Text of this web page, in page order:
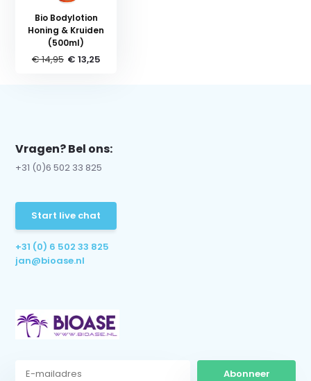
Bio Bodylotion
Honing & Kruiden
(500ml)
€ 14,95 € 13,25
Vragen? Bel ons:
+31 (0)6 502 33 825
Start live chat
+31 (0) 6 502 33 825
jan@bioase.nl
Abonneer